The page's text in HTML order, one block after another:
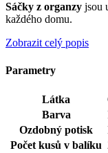
Sáčky z organzy jsou
každého domu.
Zobrazit celý popis
Parametry
Látka
Barva
Ozdobný potisk
Počet kusů v balíku